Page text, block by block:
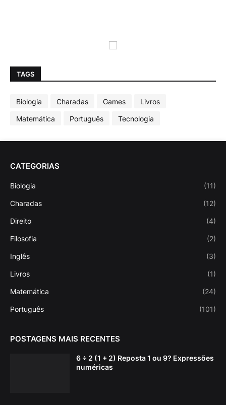
TAGS
Biologia Charadas Games
Livros
Matemática
Português Tecnologia
CATEGORIAS
Biologia (11)
Charadas (12)
Direito (4)
Filosofia (2)
Inglês (3)
Livros (1)
Matemática (24)
Português (101)
POSTAGENS MAIS RECENTES
6 ÷ 2 (1 + 2) Reposta 1 ou 9? Expressões
numéricas